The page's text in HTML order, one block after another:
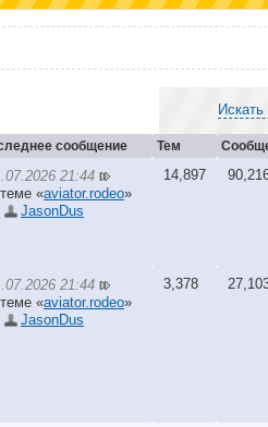
сообщение Тем
21:44
«aviator.rodeo»
JasonDus
14,897
21:44
«aviator.rodeo»
JasonDus
3,378